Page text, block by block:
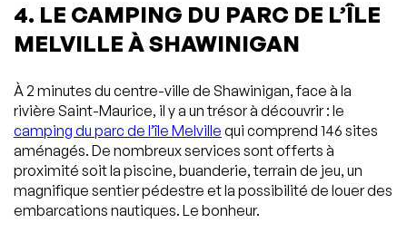
4. LE CAMPING DU PARC DE L’ÎLE
MELVILLE À SHAWINIGAN
À 2 minutes du centre-ville de Shawinigan, face à la
rivière Saint-Maurice, il y a un trésor à découvrir : le
camping du parc de l’île Melville qui comprend 146 sites
aménagés. De nombreux services sont offerts à
proximité soit la piscine, buanderie, terrain de jeu, un
magnifique sentier pédestre et la possibilité de louer des
embarcations nautiques. Le bonheur.